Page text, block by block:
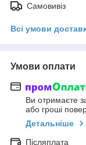
Самовивіз
Всі умови
Умови оплати
Ви отримаєте
або гроші
Детальніше
Післяплата